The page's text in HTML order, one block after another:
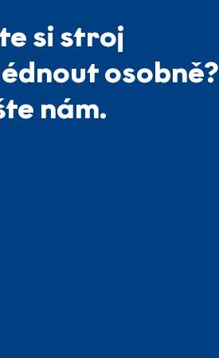
si stroj
osobně?
nám.